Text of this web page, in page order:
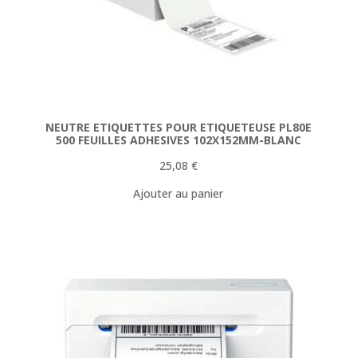
NEUTRE ETIQUETTES POUR ETIQUETEUSE PL80E
500 FEUILLES ADHESIVES 102X152MM-BLANC
25,08 €
Ajouter au panier